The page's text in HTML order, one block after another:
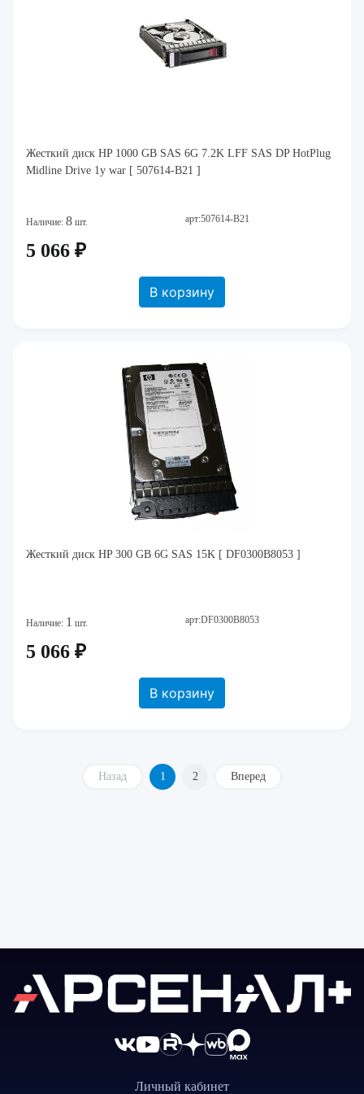
Жесткий диск HP 1000 GB SAS 6G 7.2K LFF SAS DP HotPlug
Midline Drive 1y war [ 507614-B21 ]
Наличие: 8 шт. арт:507614-B21
5 066 ₽
В корзину
Жесткий диск HP 300 GB 6G SAS 15K [ DF0300B8053 ]
Наличие: 1 шт. арт:DF0300B8053
5 066 ₽
В корзину
Назад 1 2 Вперед
Личный кабинет